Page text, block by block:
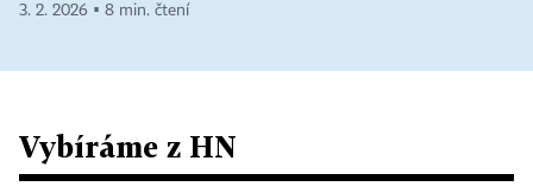
3. 2. 2026 ▪ 8 min. čtení
Vybíráme z HN